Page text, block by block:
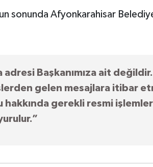
sonunda Afyonkarahisar
Başkanımıza ait
gelen mesajlara itibar
hakkında gerekli resmi işlemler